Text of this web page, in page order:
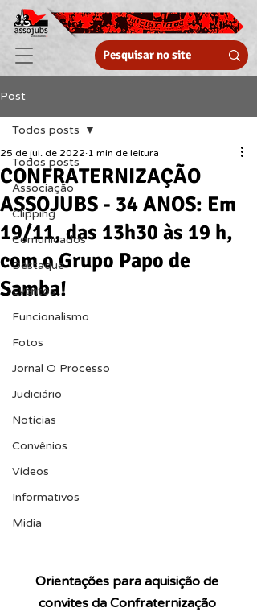
Post
Todos posts
Associação
Clipping
Comunicados
Destaque
Eventos
Funcionalismo
Fotos
Jornal O Processo
Judiciário
Notícias
Convênios
Vídeos
Informativos
Midia
Todos posts
CONFRATERNIZAÇÃO
ASSOJUBS - 34 ANOS: Em
19/11, das 13h30 às 19 h,
com o Grupo Papo de
Samba!
25 de jul. de 2022 1 min de leitura
Orientações para aquisição de
convites da Confraternização